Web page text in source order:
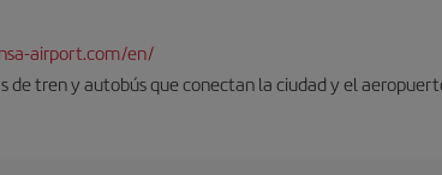
airport.com/en/
de tren y autobús que conectan la ciudad y el